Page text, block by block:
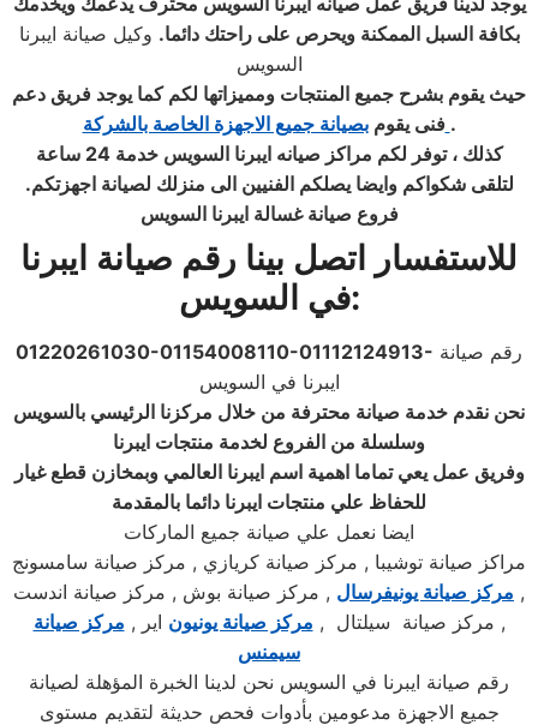
بكافة السبل الممكنة ويحرص على راحتك دائما. وكيل صيانة ايبرنا
السويس
حيث يقوم بشرح جميع المنتجات ومميزاتها لكم كما يوجد فريق دعم
فنى يقومبصيانة جميع الاجهزة الخاصة بالشركة .
كذلك ، توفر لكم مراكز صيانه ايبرنا السويس خدمة 24 ساعة
لتلقى شكواكم وايضا يصلكم الفنيين الى منزلك لصيانة اجهزتكم.
فروع صيانة غسالة ايبرنا السويس
للاستفسار اتصل بينا رقم صيانة ايبرنا
في السويس:
01220261030-01154008110-01112124913-
ايبرنا في السويس
نحن نقدم خدمة صيانة محترفة من خلال مركزنا الرئيسي بالسويس
وسلسلة من الفروع لخدمة منتجات ايبرنا
وفريق عمل يعي تماما اهمية اسم ايبرنا العالمي وبمخازن قطع غيار
للحفاظ علي منتجات ايبرنا دائما بالمقدمة
ايضا نعمل علي صيانة جميع الماركات
مراكز صيانة توشيبا , مركز صيانة كريازي , مركز صيانة سامسونج
, مركز صيانة يونيفرسال , مركز صيانة بوش , مركز صيانة اندست
, مركز صيانة سيلتال , مركز صيانة يونيون اير , مركز صيانة
سيمنس
رقم صيانة ايبرنا في السويس نحن لدينا الخبرة المؤهلة لصيانة
جميع الاجهزة مدعومين بأدوات فحص حديثة لتقديم مستوى